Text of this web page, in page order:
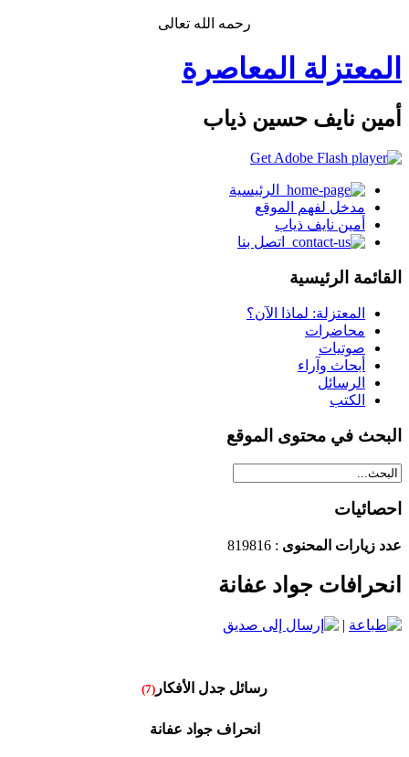
رحمه الله تعالى
المعتزلة المعاصرة
أمين نايف حسين ذياب
الرئيسية
مدخل لفهم الموقع
أمين نايف ذياب
اتصل بنا
القائمة الرئيسية
المعتزلة: لماذا الآن؟
محاضرات
صوتيات
أبحاث وآراء
الرسائل
الكتب
البحث في محتوى الموقع
احصائيات
عدد زيارات المحنوى : 819816
انحرافات جواد عفانة
|
رسائل جدل الأفكار (7)
انحراف جواد عفانة